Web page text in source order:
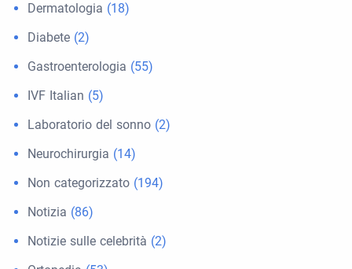
Dermatologia (18)
Diabete (2)
Gastroenterologia (55)
IVF Italian (5)
Laboratorio del sonno (2)
Neurochirurgia (14)
Non categorizzato (194)
Notizia (86)
Notizie sulle celebrità (2)